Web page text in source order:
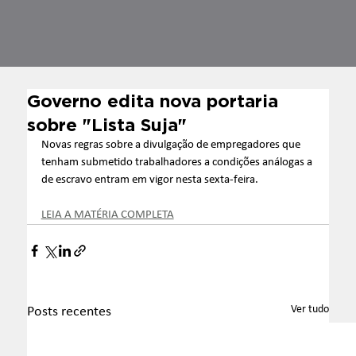
Governo edita nova portaria
sobre "Lista Suja"
Novas regras sobre a divulgação de empregadores que
tenham submetido trabalhadores a condições análogas a
de escravo entram em vigor nesta sexta-feira.
LEIA A MATÉRIA COMPLETA
Posts recentes Ver tudo